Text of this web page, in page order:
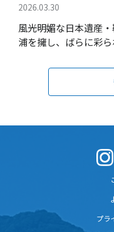
2026.03.30
風光明媚な日本遺産
浦を擁し、ばらに彩
プラ